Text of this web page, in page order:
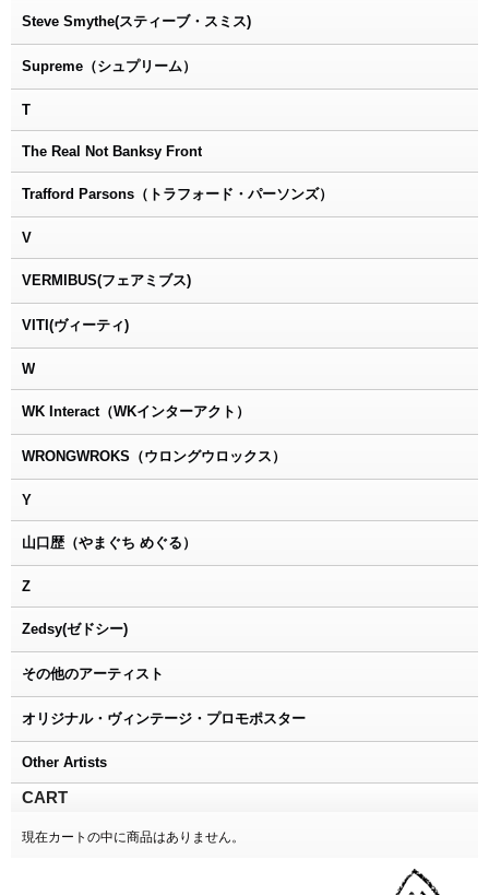
Steve Smythe(スティーブ・スミス)
Supreme（シュプリーム）
T
The Real Not Banksy Front
Trafford Parsons（トラフォード・パーソンズ）
V
VERMIBUS(フェアミブス)
VITI(ヴィーティ)
W
WK Interact（WKインターアクト）
WRONGWROKS（ウロングウロックス）
Y
山口歴（やまぐち めぐる）
Z
Zedsy(ゼドシー)
その他のアーティスト
オリジナル・ヴィンテージ・プロモポスター
Other Artists
CART
現在カートの中に商品はありません。